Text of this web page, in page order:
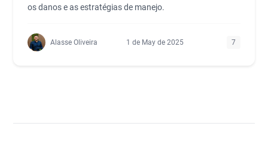
os danos e as estratégias de manejo.
Alasse Oliveira 1 de May de 2025 7